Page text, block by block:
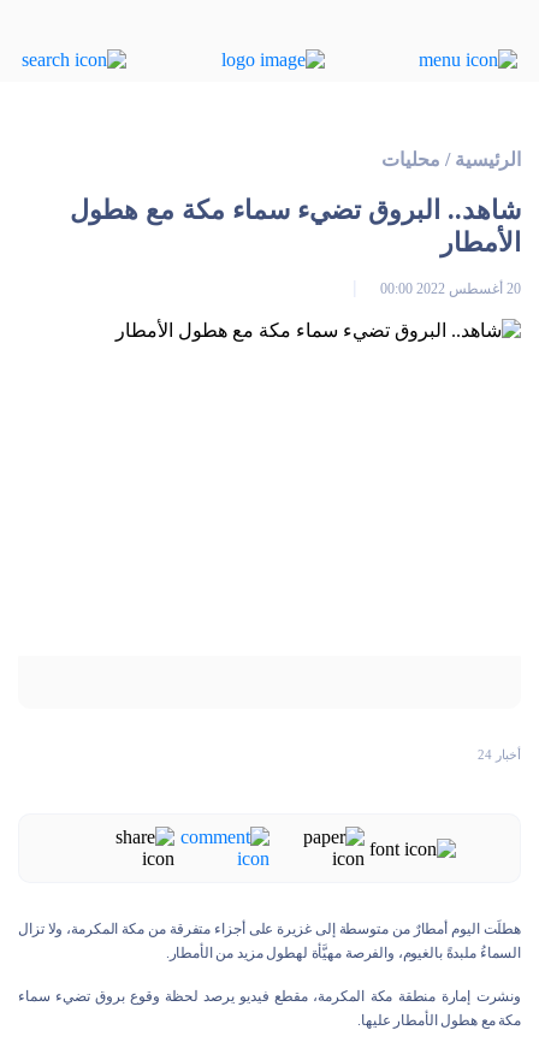
الرئيسية / محليات
شاهد.. البروق تضيء سماء مكة مع هطول
الأمطار
20 أغسطس 2022 00:00
أخبار 24
هطلَت اليوم أمطارٌ من متوسطة إلى غزيرة على أجزاء متفرقة من مكة المكرمة، ولا تزال
السماءُ ملبدةً بالغيوم، والفرصة مهيَّأة لهطول مزيد من الأمطار.
ونشرت إمارة منطقة مكة المكرمة، مقطع فيديو يرصد لحظة وقوع بروق تضيء سماء
مكة مع هطول الأمطار عليها.